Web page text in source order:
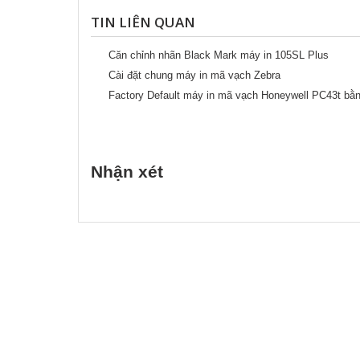
TIN LIÊN QUAN
Căn chỉnh nhãn Black Mark máy in 105SL Plus
Cài đặt chung máy in mã vạch Zebra
Factory Default máy in mã vạch Honeywell PC43t
Nhận xét